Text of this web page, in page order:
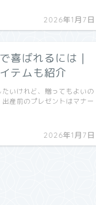
2026年1月7日
喜ばれるには｜
テムも紹介
2026年1月7日
いけれど、贈ってもよいの
産前のプレゼントはマナー